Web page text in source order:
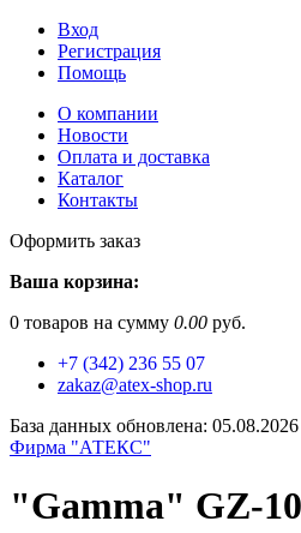
Вход
Регистрация
Помощь
О компании
Новости
Оплата и доставка
Каталог
Контакты
Оформить заказ
Ваша корзина:
0 товаров на сумму 0.00 руб.
+7 (342) 236 55 07
zakaz@atex-shop.ru
База данных обновлена:
Фирма "АТЕКС"
"Gamma" GZ-